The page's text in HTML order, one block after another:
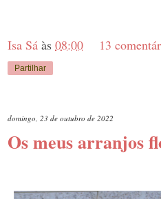
Isa Sá às 08:00 13
Partilhar
domingo, 23 de outubro de 2022
Os meus arranjos